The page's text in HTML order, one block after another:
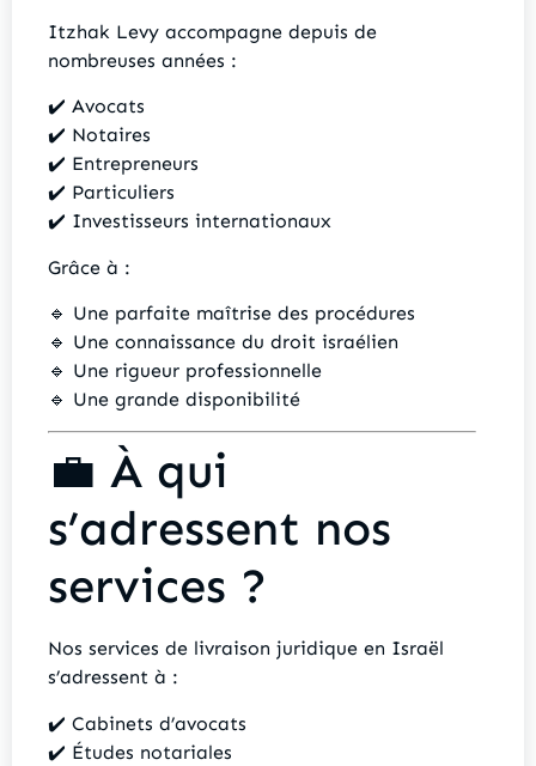
Itzhak Levy accompagne depuis de
nombreuses années :
✔️ Avocats
✔️ Notaires
✔️ Entrepreneurs
✔️ Particuliers
✔️ Investisseurs internationaux
Grâce à :
🔹 Une parfaite maîtrise des procédures
🔹 Une connaissance du droit israélien
🔹 Une rigueur professionnelle
🔹 Une grande disponibilité
💼 À qui
s’adressent nos
services ?
Nos services de livraison juridique en Israël
s’adressent à :
✔️ Cabinets d’avocats
✔️ Études notariales